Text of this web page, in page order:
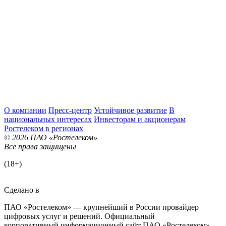
О компании Пресс-центр Устойчивое развитие В
национальных интересах Инвесторам и акционерам
Ростелеком в регионах
© 2026 ПАО «Ростелеком»
Все права защищены
(18+)
Сделано в
ПАО «Ростелеком» — крупнейший в России провайдер
цифровых услуг и решений. Официальный